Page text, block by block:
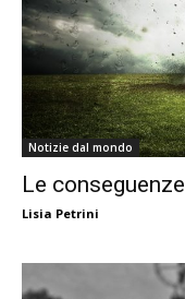
Notizie dal mondo
Le
Lisia Petrini